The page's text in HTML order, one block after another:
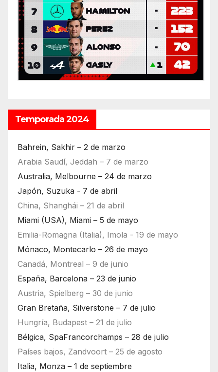
Temporada 2024
Bahrein, Sakhir – 2 de marzo
Arabia Saudí, Jeddah – 7 de marzo
Australia, Melbourne – 24 de marzo
Japón, Suzuka - 7 de abril
China, Shanghái – 21 de abril
Miami (USA), Miami – 5 de mayo
Emilia-Romagna (Italia), Imola - 19 de mayo
Mónaco, Montecarlo – 26 de mayo
Canadá, Montreal – 9 de junio
España, Barcelona – 23 de junio
Austria, Spielberg – 30 de junio
Gran Bretaña, Silverstone – 7 de julio
Hungría, Budapest – 21 de julio
Bélgica, SpaFrancorchamps – 28 de julio
Países bajos, Zandvoort – 25 de agosto
Italia, Monza – 1 de septiembre